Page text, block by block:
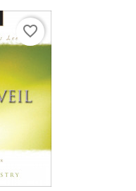
favorite_border